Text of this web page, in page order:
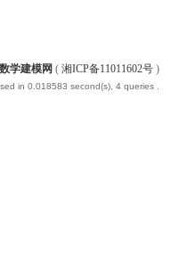
数学建模网 ( 湘ICP备11011602号)
in 0.018583 second(s), 4 queries .